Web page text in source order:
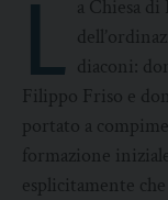
L a Chiesa
diaconi:
Filippo Friso e
portato a
formazione
esplicitamente